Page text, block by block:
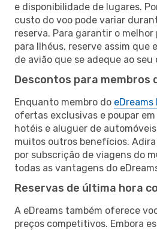
e disponibilidade de lugares.
custo do voo pode variar
reserva. Para garantir o melhor
para Ilhéus, reserve assim que
de avião que se adeque ao seu
Descontos para membros
Enquanto membro do eDreams
ofertas exclusivas e poupar
hotéis e aluguer de
muitos outros benefícios.
por subscrição de viagens do
todas as vantagens do
Reservas de última hora
A eDreams também oferece
preços competitivos. Embora